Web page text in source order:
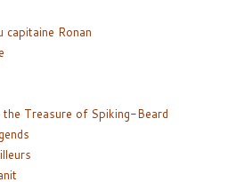
capitaine Ronan
the Treasure of Spiking-Beard